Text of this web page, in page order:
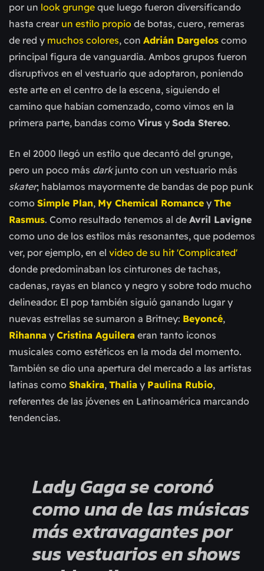
por un look grunge que luego fueron diversificando
hasta crear un estilo propio de botas, cuero, remeras
de red y muchos colores, con Adrián Dargelos como
principal figura de vanguardia. Ambos grupos fueron
disruptivos en el vestuario que adoptaron, poniendo
este arte en el centro de la escena, siguiendo el
camino que habían comenzado, como vimos en la
primera parte, bandas como Virus y Soda Stereo.
En el 2000 llegó un estilo que decantó del grunge,
pero un poco más darkjunto con un vestuario más
skater; hablamos mayormente de bandas de pop punk
como Simple Plan, My Chemical Romance y The
Rasmus. Como resultado tenemos al de Avril Lavigne
como uno de los estilos más resonantes, que podemos
ver, por ejemplo, en el video de su hit 'Complicated'
donde predominaban los cinturones de tachas,
cadenas, rayas en blanco y negro y sobre todo mucho
delineador. El pop también siguió ganando lugar y
nuevas estrellas se sumaron a Britney: Beyoncé,
Rihanna y Cristina Aguilera eran tanto iconos
musicales como estéticos en la moda del momento.
También se dio una apertura del mercado a las artistas
latinas como Shakira, Thalia y Paulina Rubio,
referentes de las jóvenes en Latinoamérica marcando
tendencias.
Lady Gaga se coronó
como una de las músicas
más extravagantes por
sus vestuarios en shows